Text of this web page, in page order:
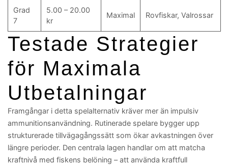
Grad
7
5.00 – 20.00
kr
Maximal Rovfiskar, Valrossar
Testade Strategier
för Maximala
Utbetalningar
Framgångar i detta spelalternativ kräver mer än impulsiv
ammunitionsanvändning. Rutinerade spelare bygger upp
strukturerade tillvägagångssätt som ökar avkastningen över
längre perioder. Den centrala lagen handlar om att matcha
kraftnivå med fiskens belöning – att använda kraftfull